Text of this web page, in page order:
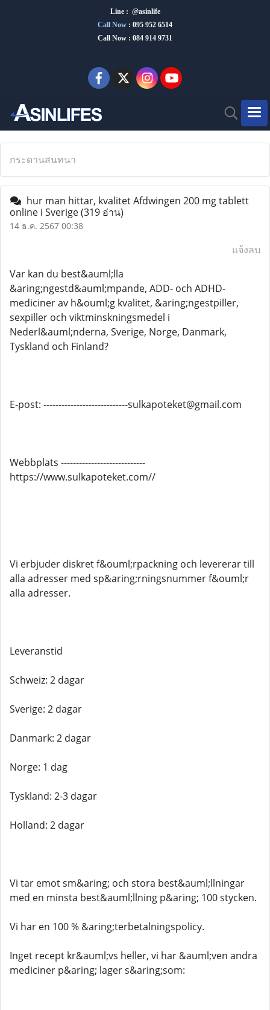
Line : @asinlife
Call Now : 095 952 6514
Call Now : 084 914 9731
กระดานสนทนา
hur man hittar, kvalitet Afdwingen 200 mg tablett
online i Sverige(319 อ่าน)
14 ธ.ค. 2567 00:38
แจ้งลบ
Var kan du best&auml;lla
&aring;ngestd&auml;mpande, ADD- och ADHD-
mediciner av h&ouml;g kvalitet, &aring;ngestpiller,
sexpiller och viktminskningsmedel i
Nederl&auml;nderna, Sverige, Norge, Danmark,
Tyskland och Finland?
E-post: ----------------------------sulkapoteket@gmail.com
Webbplats ----------------------------
https://www.sulkapoteket.com//
Vi erbjuder diskret f&ouml;rpackning och levererar till
alla adresser med sp&aring;rningsnummer f&ouml;r
alla adresser.
Leveranstid
Schweiz: 2 dagar
Sverige: 2 dagar
Danmark: 2 dagar
Norge: 1 dag
Tyskland: 2-3 dagar
Holland: 2 dagar
Vi tar emot sm&aring; och stora best&auml;llningar
med en minsta best&auml;llning p&aring; 100 stycken.
Vi har en 100 % &aring;terbetalningspolicy.
Inget recept kr&auml;vs heller, vi har &auml;ven andra
mediciner p&aring; lager s&aring;som: